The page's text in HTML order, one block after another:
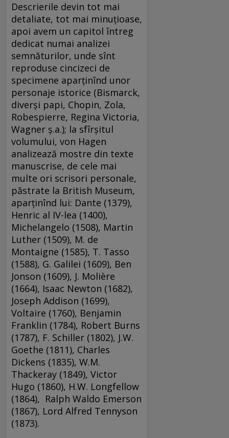
Descrierile devin tot mai
detaliate, tot mai minuțioase,
apoi avem un capitol întreg
dedicat numai analizei
semnăturilor, unde sînt
reproduse cincizeci de
specimene aparținînd unor
personaje istorice (Bismarck,
diverși papi, Chopin, Zola,
Robespierre, Regina Victoria,
Wagner ș.a.); la sfîrșitul
volumului, von Hagen
analizează mostre din texte
manuscrise, de cele mai
multe ori scrisori personale,
păstrate la British Museum,
aparținînd lui: Dante (1379),
Henric al IV-lea (1400),
Michelangelo (1508), Martin
Luther (1509), M. de
Montaigne (1585), T. Tasso
(1588), G. Galilei (1609), Ben
Jonson (1609), J. Molière
(1664), Isaac Newton (1682),
Joseph Addison (1699),
Voltaire (1760), Benjamin
Franklin (1784), Robert Burns
(1787), F. Schiller (1802), J.W.
Goethe (1811), Charles
Dickens (1835), W.M.
Thackeray (1849), Victor
Hugo (1860), H.W. Longfellow
(1864), Ralph Waldo Emerson
(1867), Lord Alfred Tennyson
(1873).